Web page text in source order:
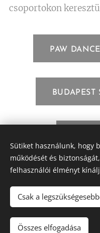
csoportokon
PAW
Sütiket használunk, hogy
működését és
felhasználói élményt
Csak a
Összes elfogadása